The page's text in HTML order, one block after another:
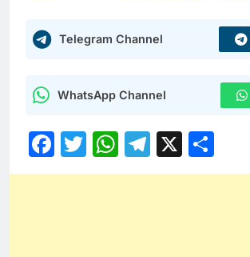
Telegram Channel
WhatsApp Channel
Facebook
Twitter
WhatsApp
Telegram
X